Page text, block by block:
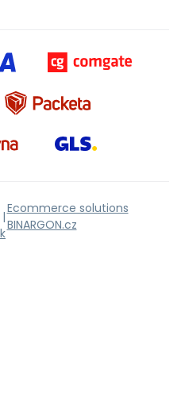
Ecommerce solutions
BINARGON.cz